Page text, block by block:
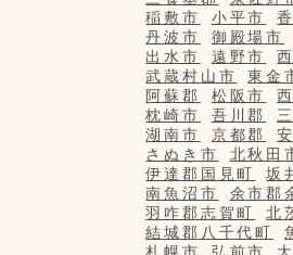
稲敷市
小平市
丹波市
御殿場市
出水市
遠野市
武蔵村山市
東金
阿蘇郡
松阪市
枕崎市
吾川郡
湖南市
京都郡
さぬき市
北秋田
伊達郡国見町
坂
南魚沼市
余市郡
羽咋郡志賀町
北
結城郡八千代町
札幌市
弘前市